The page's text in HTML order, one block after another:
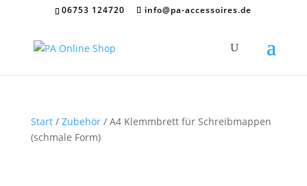
06753 124720 info@pa-accessoires.de
Start/ Zubehör/ A4 Klemmbrett für Schreibmappen
(schmale Form)